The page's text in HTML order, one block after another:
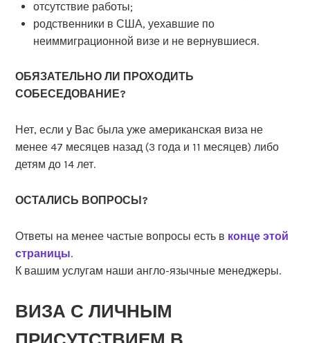
отсутствие работы;
родственники в США, уехавшие по
неиммиграционной визе и не вернувшиеся.
ОБЯЗАТЕЛЬНО ЛИ ПРОХОДИТЬ
СОБЕСЕДОВАНИЕ?
Нет, если у Вас была уже американская виза не
менее 47 месяцев назад (3 года и 11 месяцев) либо
детям до 14 лет.
ОСТАЛИСЬ ВОПРОСЫ?
Ответы на менее частые вопросы есть в конце этой
страницы.
К вашим услугам наши англо-язычные менеджеры.
ВИЗА С ЛИЧНЫМ